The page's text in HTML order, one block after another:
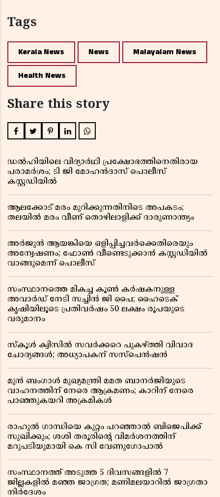
Tags
Kerala News News Malayalam News
Health News
Share this story
ഡൽഹിയിലെ വിദ്യാർഥി പ്രക്ഷോഭത്തിനെതിരായ
പരാമർശം; ടി ജി മോഹൻദാസ് പൊലീസ്
കസ്റ്റഡിയിൽ
ആലക്കോട് മരം മുറിക്കുന്നതിനിടെ അപകടം;
തലയിൽ മരം വീണ് തൊഴിലാളിക്ക് ദാരുണാന്ത്യം
അർജുൻ ആയങ്കിയെ ഒളിപ്പിച്ചവർക്കെതിരെയും
അന്വേഷണം; ഫോൺ വീണ്ടെടുക്കാൻ കസ്റ്റഡിയിൽ
വാങ്ങുമെന്ന് പൊലീസ്
സംസ്ഥാനത്തെ മികച്ച കൂൺ കർഷകനുള്ള
അവാർഡ് നേടി സച്ചിൻ ജി പൈ; ഹൈടെക്
കൃഷിയിലൂടെ പ്രതിവർഷം 50 ലക്ഷം രൂപയുടെ
വരുമാനം
സ്കൂൾ ക്വിസിൽ സവർക്കറെ പുകഴ്ത്തി വിവാദ
ചോദ്യങ്ങൾ; അധ്യാപകന് സസ്പെൻഷൻ
മുൻ ബംഗാൾ മുഖ്യമന്ത്രി മമത ബാനർജിയുടെ
വാഹനത്തിന് നേരെ ആക്രമണം; കാറിന് നേരെ
പാഞ്ഞുകയറി അക്രമികൾ
രാഹുൽ ഗാന്ധിയെ കുറ്റം പറഞ്ഞാൽ ബിജെപിക്ക്
സുഖിക്കും; ശശി തരൂരിന്റെ വിമർശനത്തിന്
മറുപടിയുമായി കെ സി വേണുഗോപാൽ
സംസ്ഥാനത്ത് അടുത്ത 5 ദിവസങ്ങളിൽ 7
ജില്ലകളിൽ മഞ്ഞ ജാഗ്രത; മണിമലയാറിൽ ജാഗ്രതാ
നിർദേശം